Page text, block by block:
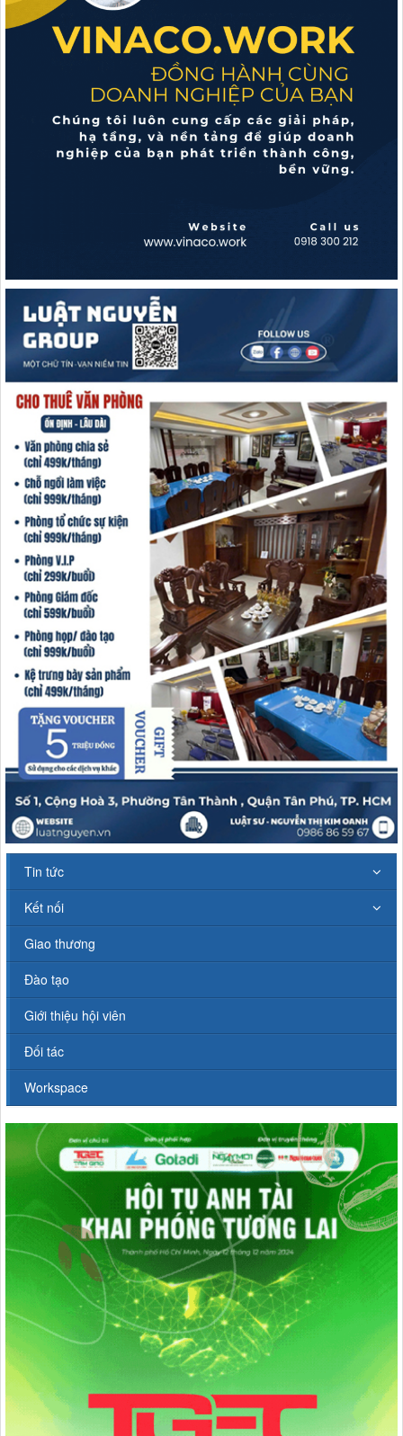
Tin tức
Kết nối
Giao thương
Đào tạo
Giới thiệu hội viên
Đối tác
Workspace